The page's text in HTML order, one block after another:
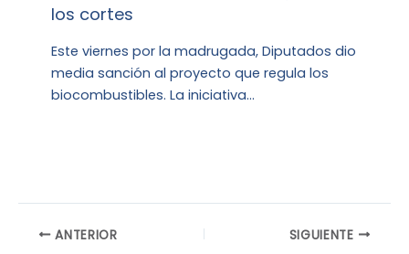
los cortes
Este viernes por la madrugada, Diputados dio
media sanción al proyecto que regula los
biocombustibles. La iniciativa…
ANTERIOR SIGUIENTE